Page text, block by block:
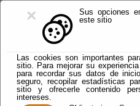
×
Sus opciones
este sitio
Las cookies son importantes
sitio. Para mejorar su
para recordar sus datos de
seguro, recopilar estadísticas
sitio y ofrecerle contenido
intereses.